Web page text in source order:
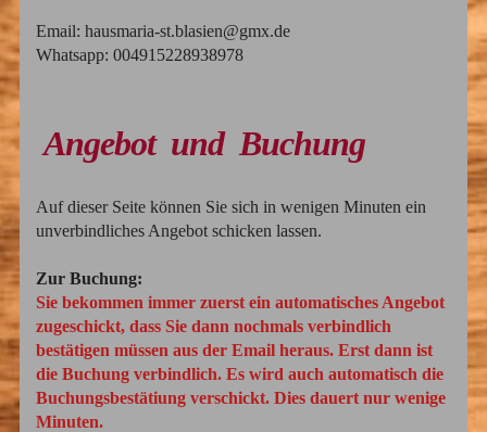
Email: hausmaria-st.blasien@gmx.de
Whatsapp: 004915228938978
Angebot und Buchung
Auf dieser Seite können Sie sich in wenigen Minuten ein
unverbindliches Angebot schicken lassen.
Zur Buchung:
Sie bekommen immer zuerst ein automatisches Angebot
zugeschickt, dass Sie dann nochmals verbindlich
bestätigen müssen aus der Email heraus. Erst dann ist
die Buchung verbindlich. Es wird auch automatisch die
Buchungsbestätiung verschickt. Dies dauert nur wenige
Minuten.